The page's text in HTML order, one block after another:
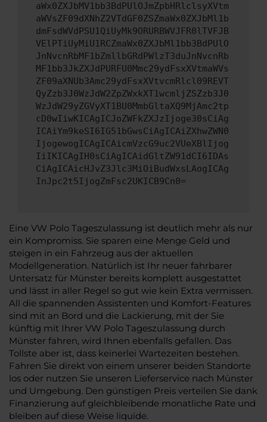
aWx0ZXJbMV1bb3BdPUlOJmZpbHRlclsyXVtm
aWVsZF09dXNhZ2VTdGF0ZSZmaWx0ZXJbMl1b
dmFsdWVdPSU1QiUyMk9ORURBWVJFR0lTVFJB
VElPTiUyMiU1RCZmaWx0ZXJbMl1bb3BdPUlO
JnNvcnRbMF1bZmllbGRdPWlzT3duJnNvcnRb
MF1bb3JkZXJdPURFU0Mmc29ydFsxXVtmaWVs
ZF09aXNUb3Amc29ydFsxXVtvcmRlcl09REVT
QyZzb3J0WzJdW2ZpZWxkXT1wcmljZSZzb3J0
WzJdW29yZGVyXT1BU0MmbGltaXQ9MjAmc2tp
cD0wIiwKICAgICJoZWFkZXJzIjoge30sCiAg
ICAiYm9keSI6IG51bGwsCiAgICAiZXhwZWN0
IjogewogICAgICAicmVzcG9uc2VUeXBlIjog
IiIKICAgIH0sCiAgICAidGltZW91dCI6IDAs
CiAgICAicHJvZ3Jlc3MiOiBudWxsLAogICAg
InJpc2t5IjogZmFsc2UKICB9Cn0=
Eine VW Polo Tageszulassung ist deutlich mehr als nur
ein Kompromiss. Sie sparen eine Menge Geld und
steigen in ein Fahrzeug aus der aktuellen
Modellgeneration. Natürlich ist Ihr neuer fahrbarer
Untersatz für Münster bereits komplett ausgestattet
und lässt in aller Regel so gut wie kein Extra vermissen.
All die spannenden Assistenten und Komfort-Features
sind mit an Bord und die Lackierung, mit der Sie
künftig mit Ihrer VW Polo Tageszulassung durch
Münster fahren, wird Ihnen ebenfalls gefallen. Das
Tollste aber ist, dass keinerlei Wartezeiten bestehen.
Fahren Sie direkt von einem unserer beiden Standorte
los oder nutzen Sie unseren Lieferservice nach Münster
und Umgebung. Den günstigen Preis verteilen Sie dank
Finanzierung auf gleichbleibende monatliche Rate und
bleiben auf diese Weise liquide.